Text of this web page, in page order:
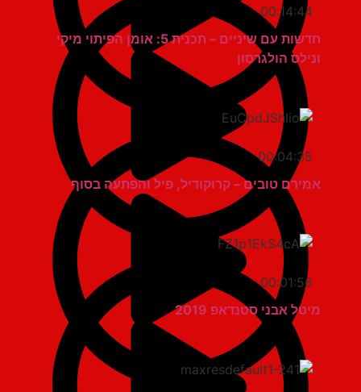
00:14:44
חדשות עם שיניים – תכנית 5: אומן הפיתוי מיקי
ונילס הולגרסון
00:04:35
אמירם טובים – קרוקודיל, פיל והפתעה בסוף
00:01:56
מיטל אבני סטנדאפ 2019